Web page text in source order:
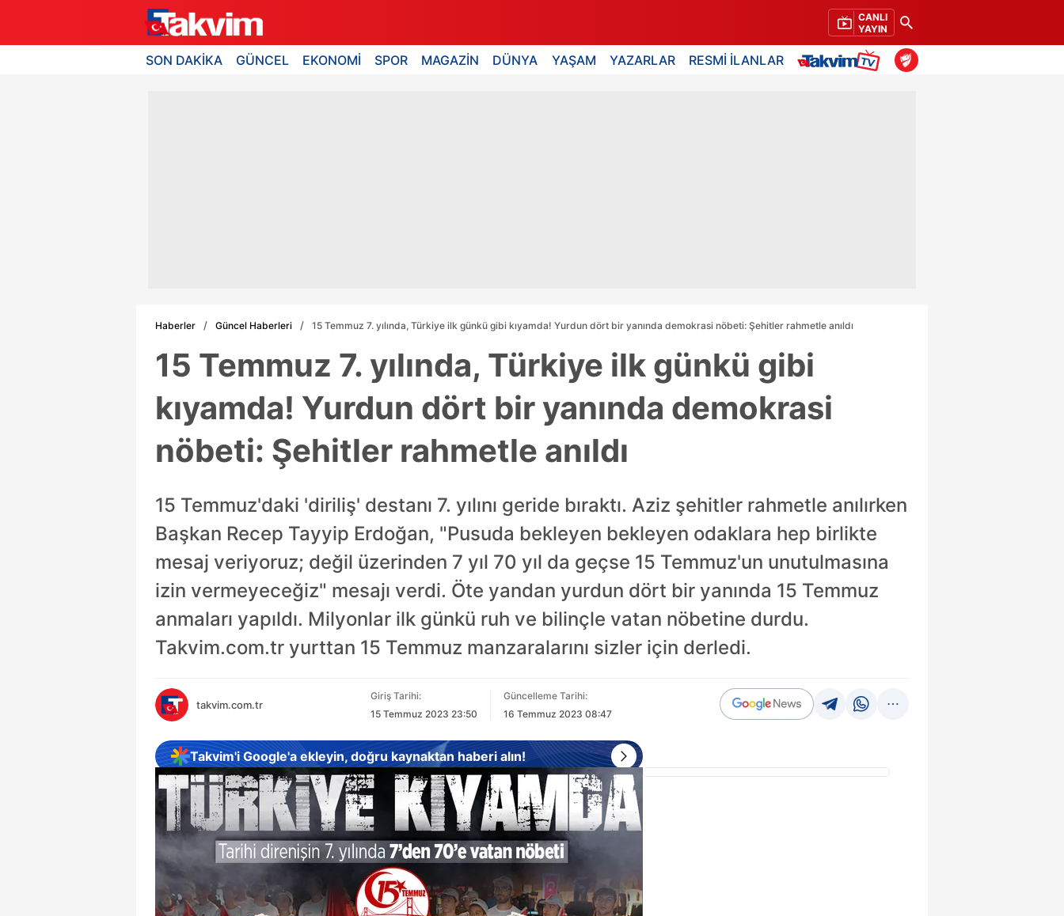
CANLI
YAYIN
SON DAKİKA GÜNCEL EKONOMİ SPOR MAGAZİN DÜNYA YAŞAM YAZARLAR RESMİ İLANLAR
Haberler Güncel Haberleri 15 Temmuz 7. yılında, Türkiye ilk günkü gibi kıyamda! Yurdun dört bir yanında demokrasi nöbeti: Şehitler rahmetle anıldı
15 Temmuz 7. yılında, Türkiye ilk günkü gibi
kıyamda! Yurdun dört bir yanında demokrasi
nöbeti: Şehitler rahmetle anıldı
15 Temmuz'daki 'diriliş' destanı 7. yılını geride bıraktı. Aziz şehitler rahmetle anılırken
Başkan Recep Tayyip Erdoğan, "Pusuda bekleyen bekleyen odaklara hep birlikte
mesaj veriyoruz; değil üzerinden 7 yıl 70 yıl da geçse 15 Temmuz'un unutulmasına
izin vermeyeceğiz" mesajı verdi. Öte yandan yurdun dört bir yanında 15 Temmuz
anmaları yapıldı. Milyonlar ilk günkü ruh ve bilinçle vatan nöbetine durdu.
Takvim.com.tr yurttan 15 Temmuz manzaralarını sizler için derledi.
takvim.com.tr
Giriş Tarihi:
15 Temmuz 2023 23:50
Güncelleme Tarihi:
16 Temmuz 2023 08:47
Takvim'i Google'a ekleyin, doğru kaynaktan haberi alın!